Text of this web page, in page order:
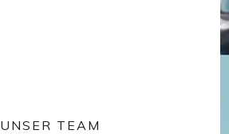
UNSER TEAM